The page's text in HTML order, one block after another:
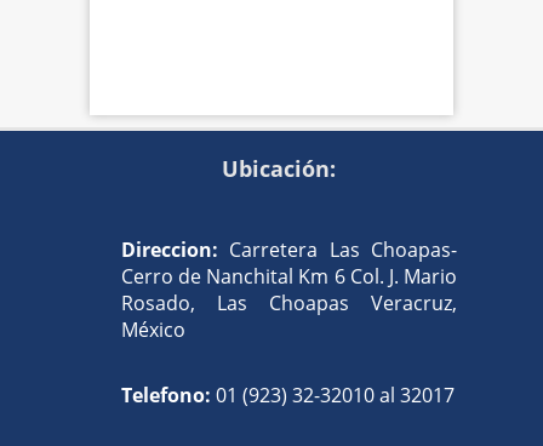
Ubicación:
Direccion: Carretera Las Choapas-
Cerro de Nanchital Km 6 Col. J. Mario
Rosado, Las Choapas Veracruz,
México
Telefono: 01 (923) 32-32010 al 32017